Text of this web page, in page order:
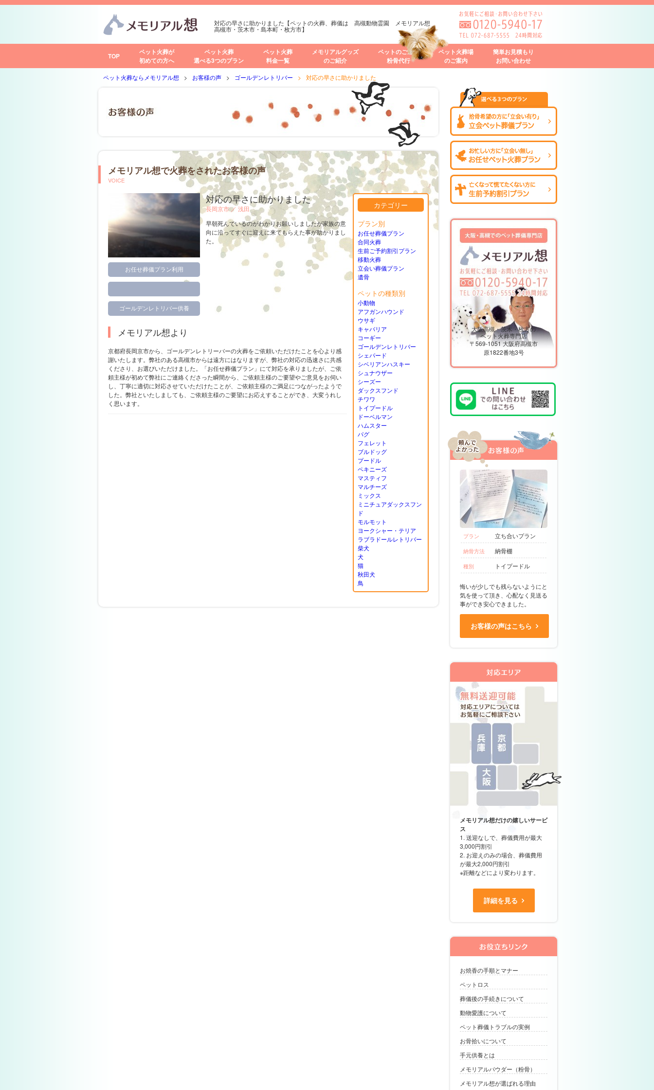
対応の早さに助かりました【ペットの火葬、葬儀は 高槻動物霊園 メモリアル想
高槻市・茨木市・島本町・枚方市】
TOP
ペット火葬が
初めての方へ
ペット火葬
選べる3つのプラン
ペット火葬
料金一覧
メモリアルグッズ
のご紹介
ペットのご遺骨
粉骨代行
ペット火葬場
のご案内
簡単お見積もり
お問い合わせ
ペット火葬ならメモリアル想 お客様の声 ゴールデンレトリバー 対応の早さに助かりました
メモリアル想で火葬をされたお客様の声
VOICE
お任せ葬儀プラン利用
ゴールデンレトリバー供養
対応の早さに助かりました
長岡京市 ／ 浅田
早朝死んでいるのがわかりお願いしましたが家族の意
向に沿ってすぐに迎えに来てもらえた事が助かりまし
た。
メモリアル想より
京都府長岡京市から、ゴールデンレトリーバーの火葬をご依頼いただけたことを心より感
謝いたします。弊社のある高槻市からは遠方にはなりますが、弊社の対応の迅速さに共感
くださり、お選びいただけました。「お任せ葬儀プラン」にて対応を承りましたが、ご依
頼主様が初めて弊社にご連絡くださった瞬間から、ご依頼主様のご要望やご意見をお伺い
し、丁寧に適切に対応させていただけたことが、ご依頼主様のご満足につながったようで
した。弊社といたしましても、ご依頼主様のご要望にお応えすることができ、大変うれし
く思います。
カテゴリー
プラン別
お任せ葬儀プラン
合同火葬
生前ご予約割引プラン
移動火葬
立会い葬儀プラン
遺骨
ペットの種類別
小動物
アフガンハウンド
ウサギ
キャバリア
コーギー
ゴールデンレトリバー
シェパード
シベリアンハスキー
シュナウザー
シーズー
ダックスフンド
チワワ
トイプードル
ドーベルマン
ハムスター
パグ
フェレット
ブルドッグ
プードル
ペキニーズ
マスティフ
マルチーズ
ミックス
ミニチュアダックスフン
ド
モルモット
ヨークシャー・テリア
ラブラドールレトリバー
柴犬
犬
猫
秋田犬
鳥
大阪高槻・茨木・枚方の
ペット火葬専門店
〒569-1051 大阪府高槻市
原1822番地3号
プラン 立ち合いプラン
納骨方法 納骨棚
種別 トイプードル
悔いが少しでも残らないようにと
気を使って頂き、心配なく見送る
事ができ安心できました。
お客様の声はこちら
メモリアル想だけの嬉しいサービ
ス
1. 送迎なしで、葬儀費用が最大
3,000円割引
2. お迎えのみの場合、葬儀費用
が最大2,000円割引
※距離などにより変わります。
詳細を見る
お焼香の手順とマナー
ペットロス
葬儀後の手続きについて
動物愛護について
ペット葬儀トラブルの実例
お骨拾いについて
手元供養とは
メモリアルパウダー（粉骨）
メモリアル想が選ばれる理由